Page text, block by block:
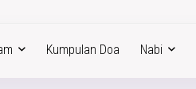
Kumpulan Doa Nabi